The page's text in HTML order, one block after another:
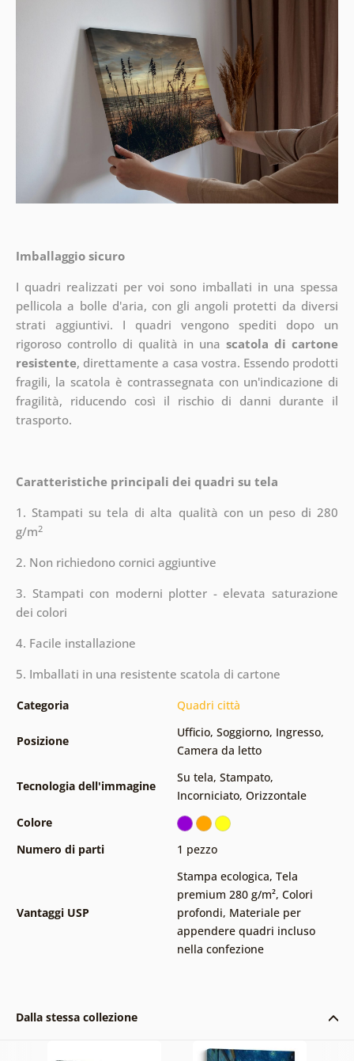
Imballaggio sicuro
I quadri realizzati per voi sono imballati in una spessa
pellicola a bolle d'aria, con gli angoli protetti da diversi
strati aggiuntivi. I quadri vengono spediti dopo un
rigoroso controllo di qualità in unascatola di cartone
resistente, direttamente a casa vostra. Essendo prodotti
fragili, la scatola è contrassegnata con un'indicazione di
fragilità, riducendo così il rischio di danni durante il
trasporto.
Caratteristiche principali dei quadri su tela
1. Stampati su tela di alta qualità con un peso di 280
g/m2
2. Non richiedono cornici aggiuntive
3. Stampati con moderni plotter - elevata saturazione
dei colori
4. Facile installazione
5. Imballati in una resistente scatola di cartone
Categoria Quadri città
Posizione
Ufficio, Soggiorno, Ingresso,
Camera da letto
Tecnologia dell'immagine
Su tela, Stampato,
Incorniciato, Orizzontale
Colore
Numero di parti
1 pezzo
Vantaggi USP
Stampa ecologica, Tela
premium 280 g/m², Colori
profondi, Materiale per
appendere quadri incluso
nella confezione
Dalla stessa collezione